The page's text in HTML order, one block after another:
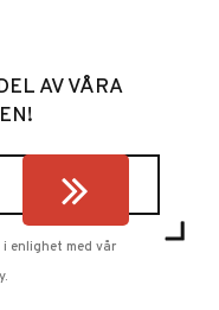
AV VÅRA
enlighet med vår
.